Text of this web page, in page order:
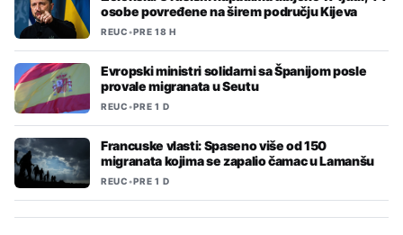
osobe povređene na širem području Kijeva
REUC•PRE 18 H
Evropski ministri solidarni sa Španijom posle
provale migranata u Seutu
REUC•PRE 1 D
Francuske vlasti: Spaseno više od 150
migranata kojima se zapalio čamac u Lamanšu
REUC•PRE 1 D